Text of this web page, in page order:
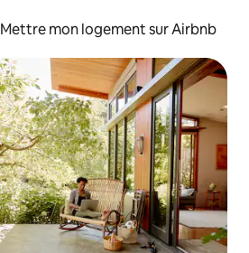
Mettre mon logement sur Airbnb